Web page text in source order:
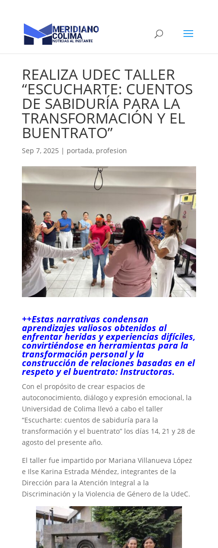
REALIZA UDEC TALLER
“ESCUCHARTE: CUENTOS
DE SABIDURÍA PARA LA
TRANSFORMACIÓN Y EL
BUENTRATO”
Sep 7, 2025 | portada, profesion
++Estas narrativas condensan
aprendizajes valiosos obtenidos al
enfrentar heridas y experiencias difíciles,
convirtiéndose en herramientas para la
transformación personal y la
construcción de relaciones basadas en el
respeto y el buentrato: Instructoras.
Con el propósito de crear espacios de
autoconocimiento, diálogo y expresión emocional, la
Universidad de Colima llevó a cabo el taller
“Escucharte: cuentos de sabiduría para la
transformación y el buentrato” los días 14, 21 y 28 de
agosto del presente año.
El taller fue impartido por Mariana Villanueva López
e Ilse Karina Estrada Méndez, integrantes de la
Dirección para la Atención Integral a la
Discriminación y la Violencia de Género de la UdeC.